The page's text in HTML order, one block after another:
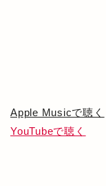
Apple Musicで聴く
YouTubeで聴く